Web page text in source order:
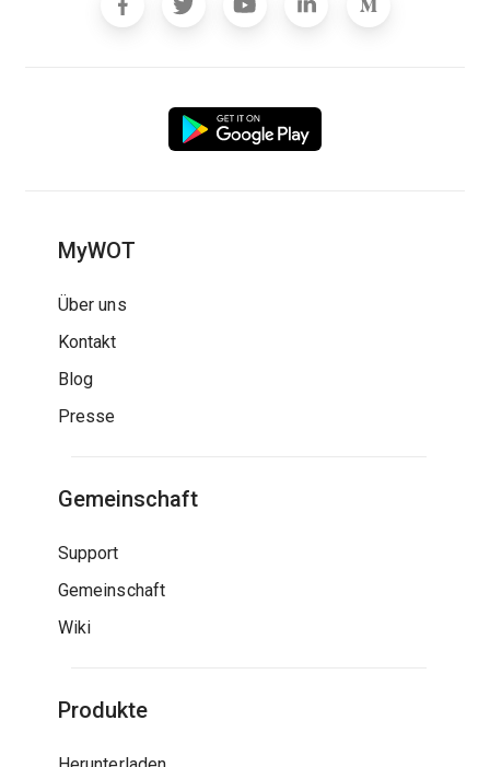
MyWOT
Über uns
Kontakt
Blog
Presse
Gemeinschaft
Support
Gemeinschaft
Wiki
Produkte